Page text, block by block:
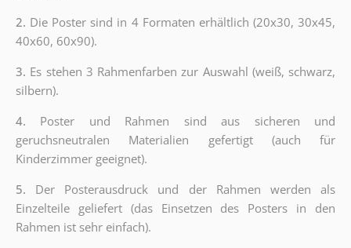
2. Die Poster sind in 4 Formaten erhältlich (20x30, 30x45,
40x60, 60x90).
3. Es stehen 3 Rahmenfarben zur Auswahl (weiß, schwarz,
silbern).
4. Poster und Rahmen sind aus sicheren und
geruchsneutralen Materialien gefertigt (auch für
Kinderzimmer geeignet).
5. Der Posterausdruck und der Rahmen werden als
Einzelteile geliefert (das Einsetzen des Posters in den
Rahmen ist sehr einfach).